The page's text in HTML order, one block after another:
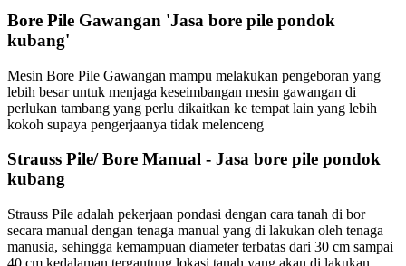
Bore Pile Gawangan 'Jasa bore pile pondok
kubang'
Mesin Bore Pile Gawangan mampu melakukan pengeboran yang
lebih besar untuk menjaga keseimbangan mesin gawangan di
perlukan tambang yang perlu dikaitkan ke tempat lain yang lebih
kokoh supaya pengerjaanya tidak melenceng
Strauss Pile/ Bore Manual - Jasa bore pile pondok
kubang
Strauss Pile adalah pekerjaan pondasi dengan cara tanah di bor
secara manual dengan tenaga manual yang di lakukan oleh tenaga
manusia, sehingga kemampuan diameter terbatas dari 30 cm sampai